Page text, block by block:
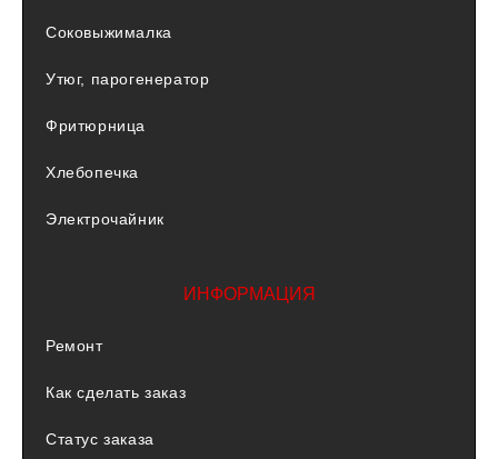
Соковыжималка
Утюг, парогенератор
Фритюрница
Хлебопечка
Электрочайник
ИНФОРМАЦИЯ
Ремонт
Как сделать заказ
Статус заказа